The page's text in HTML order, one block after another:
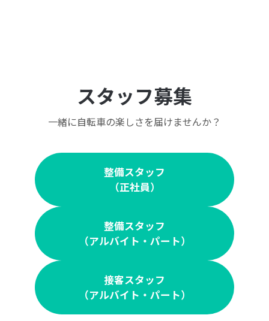
スタッフ募集
一緒に自転車の楽しさを届けませんか？
整備スタッフ
（正社員）
整備スタッフ
（アルバイト・パート）
接客スタッフ
（アルバイト・パート）